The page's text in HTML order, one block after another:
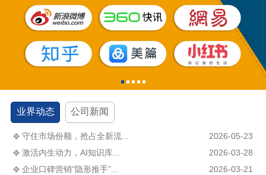
12345
业界动态 公司新闻
守住市场份额，抢占全新流...
2026-05-23
激活内生动力，AI知识库...
2026-03-28
企业口碑营销“隐形推手”...
2026-03-21